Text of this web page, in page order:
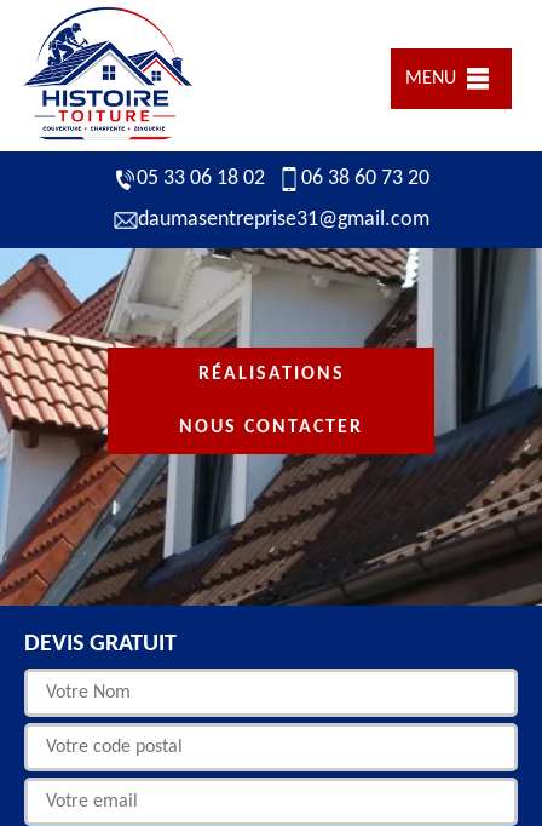
MENU
05 33 06 18 02
06 38 60 73 20
daumasentreprise31@gmail.com
RÉALISATIONS
NOUS CONTACTER
DEVIS GRATUIT